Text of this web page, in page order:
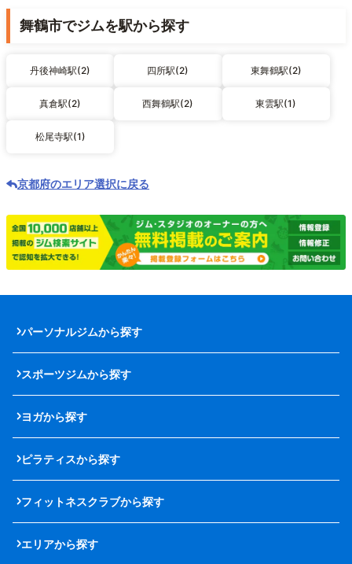
舞鶴市でジムを駅から探す
丹後神崎駅(2) 四所駅(2) 東舞鶴駅(2)
真倉駅(2) 西舞鶴駅(2) 東雲駅(1)
松尾寺駅(1)
京都府のエリア選択に戻る
パーソナルジムから探す
スポーツジムから探す
ヨガから探す
ピラティスから探す
フィットネスクラブから探す
エリアから探す